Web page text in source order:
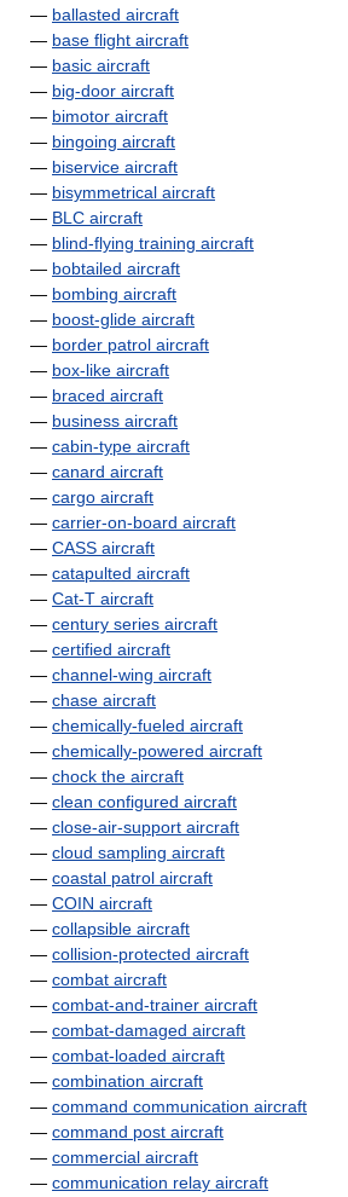
— ballasted aircraft
— base flight aircraft
— basic aircraft
— big-door aircraft
— bimotor aircraft
— bingoing aircraft
— biservice aircraft
— bisymmetrical aircraft
— BLC aircraft
— blind-flying training aircraft
— bobtailed aircraft
— bombing aircraft
— boost-glide aircraft
— border patrol aircraft
— box-like aircraft
— braced aircraft
— business aircraft
— cabin-type aircraft
— canard aircraft
— cargo aircraft
— carrier-on-board aircraft
— CASS aircraft
— catapulted aircraft
— Cat-T aircraft
— century series aircraft
— certified aircraft
— channel-wing aircraft
— chase aircraft
— chemically-fueled aircraft
— chemically-powered aircraft
— chock the aircraft
— clean configured aircraft
— close-air-support aircraft
— cloud sampling aircraft
— coastal patrol aircraft
— COIN aircraft
— collapsible aircraft
— collision-protected aircraft
— combat aircraft
— combat-and-trainer aircraft
— combat-damaged aircraft
— combat-loaded aircraft
— combination aircraft
— command communication aircraft
— command post aircraft
— commercial aircraft
— communication relay aircraft